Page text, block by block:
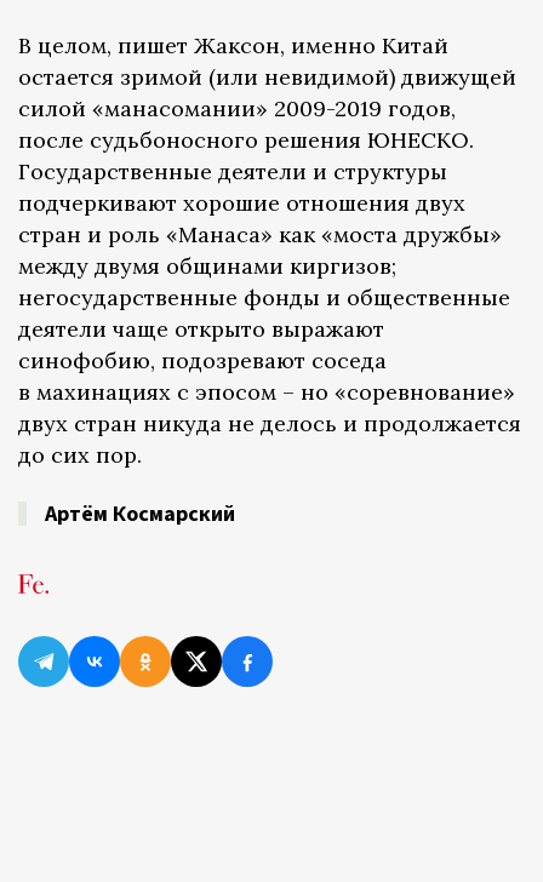
В целом, пишет Жаксон, именно Китай
остается зримой (или невидимой) движущей
силой «манасомании» 2009-2019 годов,
после судьбоносного решения ЮНЕСКО.
Государственные деятели и структуры
подчеркивают хорошие отношения двух
стран и роль «Манаса» как «моста дружбы»
между двумя общинами киргизов;
негосударственные фонды и общественные
деятели чаще открыто выражают
синофобию, подозревают соседа
в махинациях с эпосом – но «соревнование»
двух стран никуда не делось и продолжается
до сих пор.
Артём Космарский